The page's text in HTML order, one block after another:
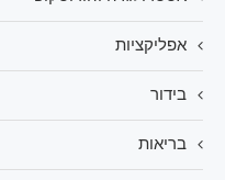
אפליקציות
בידור
בריאות